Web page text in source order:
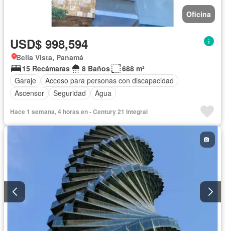
Oficina
USD$ 998,594
Bella Vista, Panamá
15 Recámaras
8 Baños
688 m²
Garaje
Acceso para personas con discapacidad
Ascensor
Seguridad Agua
Hace 1 semana, 4 horas en - Century 21 Integral